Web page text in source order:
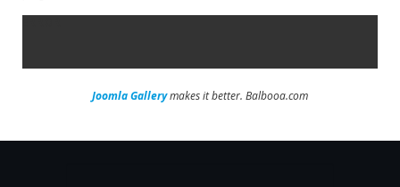
Joomla Gallerymakes it better. Balbooa.com